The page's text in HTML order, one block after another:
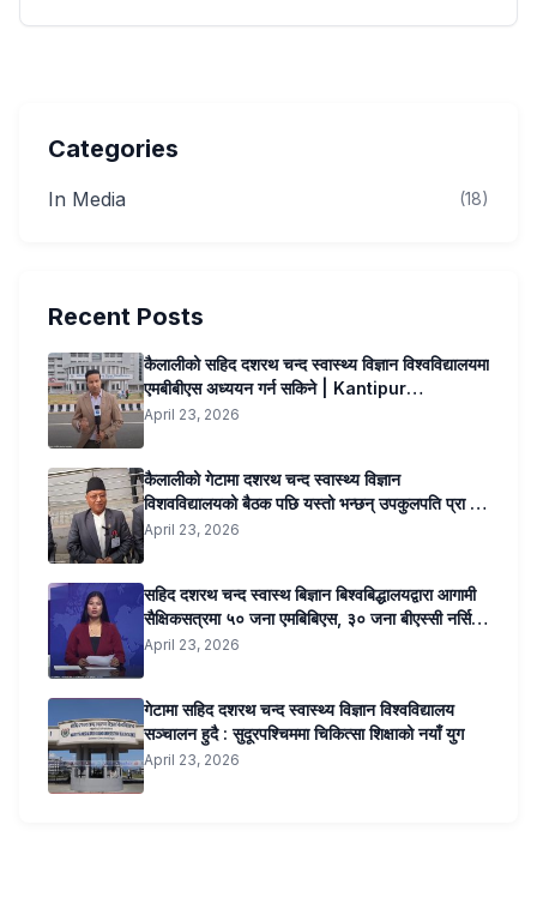
Categories
In Media (18)
Recent Posts
कैलालीको सहिद दशरथ चन्द स्वास्थ्य विज्ञान विश्वविद्यालयमा
एमबीबीएस अध्ययन गर्न सकिने | Kantipur
Samachar
April 23, 2026
कैलालीको गेटामा दशरथ चन्द स्वास्थ्य विज्ञान
विशवविद्यालयको बैठक पछि यस्तो भन्छन् उपकुलपति प्रा डा
सुनिल कुमार जोशी …..
April 23, 2026
सहिद दशरथ चन्द स्वास्थ बिज्ञान बिश्वबिद्धालयद्वारा आगामी
सैक्षिकसत्रमा ५० जना एमबिबिएस, ३० जना बीएस्सी नर्सिङ,
२० जना बीएमएलटी र २० जना अप्टोमेट्रीतर्फ कोटा
April 23, 2026
गेटामा सहिद दशरथ चन्द स्वास्थ्य विज्ञान विश्वविद्यालय
सञ्चालन हुदै : सुदूरपश्चिममा चिकित्सा शिक्षाको नयाँ युग
April 23, 2026